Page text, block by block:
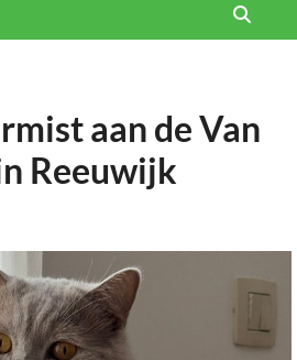
aan de Van
Reeuwijk